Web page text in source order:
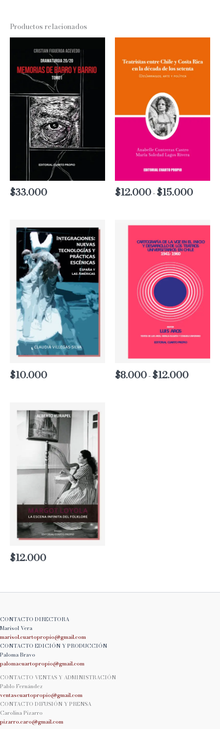
Productos relacionados
$33.000 $12.000- $15.000Rango
$12.000
$15.000
$10.000 $8.000- $12.000Rango
$12.000
CONTACTO DIRECTORA
Marisol Vera
marisol.cuartopropio@gmail.com
CONTACTO EDICIÓN Y PRODUCCIÓN
Paloma Bravo
palomacuartopropio@gmail.com
CONTACTO VENTAS Y ADMINISTRACIÓN
Pablo Fernández
ventascuartopropio@gmail.com
CONTACTO DIFUSIÓN Y PRENSA
Carolina Pizarro
pizarro.caro@gmail.com